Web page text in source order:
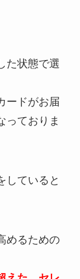
た状態で選
ードがお届
っておりま
していると
めるための